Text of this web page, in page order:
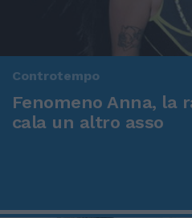
Controtempo
Fenomeno Anna, la
cala un altro asso